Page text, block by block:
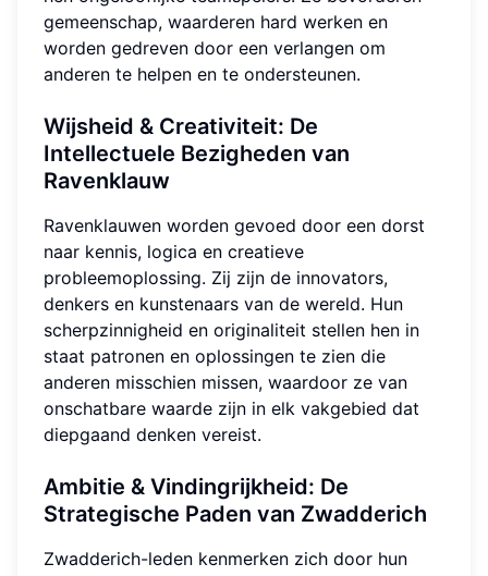
gemeenschap, waarderen hard werken en
worden gedreven door een verlangen om
anderen te helpen en te ondersteunen.
Wijsheid & Creativiteit: De
Intellectuele Bezigheden van
Ravenklauw
Ravenklauwen worden gevoed door een dorst
naar kennis, logica en creatieve
probleemoplossing. Zij zijn de innovators,
denkers en kunstenaars van de wereld. Hun
scherpzinnigheid en originaliteit stellen hen in
staat patronen en oplossingen te zien die
anderen misschien missen, waardoor ze van
onschatbare waarde zijn in elk vakgebied dat
diepgaand denken vereist.
Ambitie & Vindingrijkheid: De
Strategische Paden van Zwadderich
Zwadderich-leden kenmerken zich door hun